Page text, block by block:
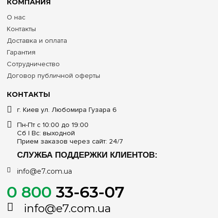
PrismaSeT XS на 96 модулей
Номинальная модульная вместимость
96 стандартных DIN-модулей (шириной 18 мм)
Архитектура внутреннего шасси (рядность)
Внутренний (встраиваемый в нишу) / Наружный (накладной
/ навесной)
цвет — белый
Варианты исполнения фронтальной дверцы
КОНТАКТЫ
г. Киев ул. Любомира Гузара 6
Пн-Пт с 10:00 до 19:00
Сб | Вс: выходной
Прием заказов через сайт: 24/7
СЛУЖБА ПОДДЕРЖКИ КЛИЕНТОВ:
info@e7.com.ua
0 800 33-63-07
info@e7.com.ua
КОМПАНИЯ
О нас
Контакты
Доставка и оплата
Гарантия
Сотрудничество
Договор публичной оферты